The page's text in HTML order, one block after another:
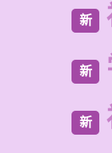
新
新
新